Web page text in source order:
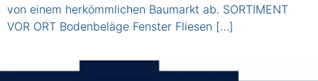
von einem herkömmlichen Baumarkt ab. SORTIMENT
VOR ORT Bodenbeläge Fenster Fliesen […]